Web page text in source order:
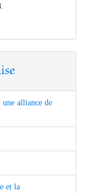
alliance de
et la